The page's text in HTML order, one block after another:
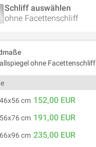
Schliff auswählen
ohne Facettenschliff
ohne Facettenschliff
cm 152,00 EUR
cm 191,00 EUR
cm 235,00 EUR